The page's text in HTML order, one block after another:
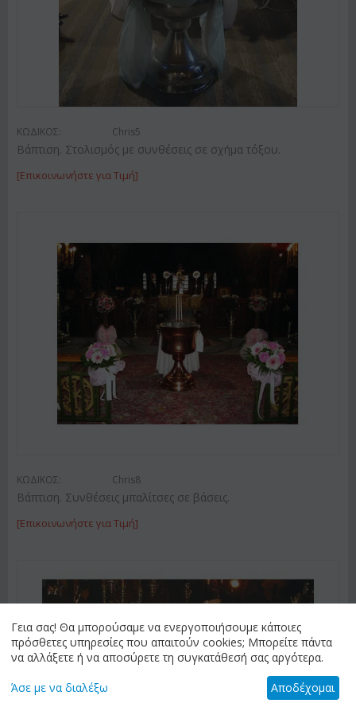
ΚΩΔΙΚΟΣ: Chris5
Βάπτιση. Στολισμός με συνθέσεις σε σχήμα τόξου.
[Επικοινωνήστε για Τιμή]
ΚΩΔΙΚΟΣ: Chris8
Βάπτιση. Συνθέσεις μπαλίτσες σε βάσεις.
[Επικοινωνήστε για Τιμή]
Γεια σας! Θα μπορούσαμε να ενεργοποιήσουμε κάποιες
πρόσθετες υπηρεσίες που απαιτούν cookies; Μπορείτε πάντα
να αλλάξετε ή να αποσύρετε τη συγκατάθεσή σας αργότερα.
Άσε με να διαλέξω Αποδέχομαι